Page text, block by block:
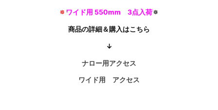
🔅 ワイド用 550mm 3点入荷🔅
商品の詳細＆購入はこちら
↓
ナロー用アクセス
ワイド用 アクセス